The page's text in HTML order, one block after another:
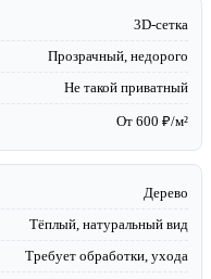
3D-сетка
Прозрачный, недорого
Не такой приватный
От 600 ₽/м²
Дерево
Тёплый, натуральный вид
Требует обработки, ухода